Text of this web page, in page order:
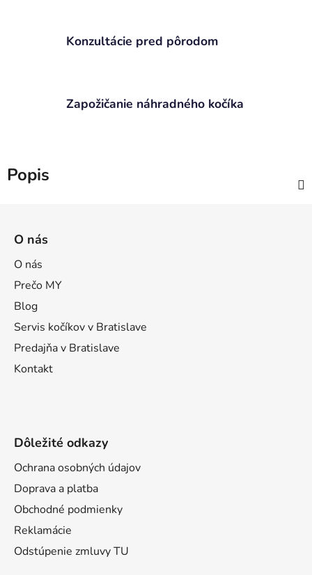
Konzultácie pred pôrodom
Zapožičanie náhradného kočíka
Popis
O nás
O nás
Prečo MY
Blog
Servis kočíkov v Bratislave
Predajňa v Bratislave
Kontakt
Dôležité odkazy
Ochrana osobných údajov
Doprava a platba
Obchodné podmienky
Reklamácie
Odstúpenie zmluvy TU